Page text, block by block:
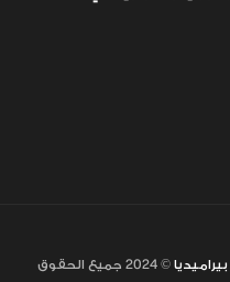
© 2024 جميع الحقوق